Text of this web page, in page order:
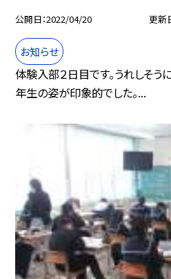
公開日 2022/04/20 更新
お知らせ
体験入部２日目です。うれしそう
年生の姿が印象的でした。...